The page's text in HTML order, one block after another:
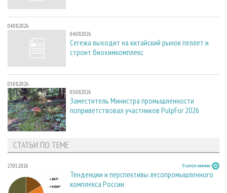
04.08.2026
04.08.2026
Сегежа выходит на китайский рынок пеллет и
строит биохимкомплекс
03.08.2026
03.08.2026
Заместитель Министра промышленности
поприветствовал участников PulpFor 2026
СТАТЬИ ПО ТЕМЕ
27.05.2026 В центре внимания
Тенденции и перспективы лесопромышленного
комплекса России